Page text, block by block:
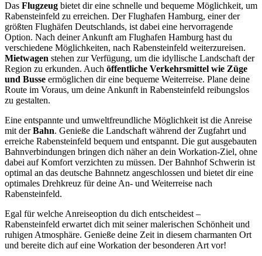
Das Flugzeug bietet dir eine schnelle und bequeme Möglichkeit, um
Rabensteinfeld zu erreichen. Der Flughafen Hamburg, einer der
größten Flughäfen Deutschlands, ist dabei eine hervorragende
Option. Nach deiner Ankunft am Flughafen Hamburg hast du
verschiedene Möglichkeiten, nach Rabensteinfeld weiterzureisen.
Mietwagen stehen zur Verfügung, um die idyllische Landschaft der
Region zu erkunden. Auch öffentliche Verkehrsmittel wie Züge
und Busse ermöglichen dir eine bequeme Weiterreise. Plane deine
Route im Voraus, um deine Ankunft in Rabensteinfeld reibungslos
zu gestalten.
Eine entspannte und umweltfreundliche Möglichkeit ist die Anreise
mit derBahn. Genieße die Landschaft während der Zugfahrt und
erreiche Rabensteinfeld bequem und entspannt. Die gut ausgebauten
Bahnverbindungen bringen dich näher an dein Workation-Ziel, ohne
dabei auf Komfort verzichten zu müssen. Der Bahnhof Schwerin ist
optimal an das deutsche Bahnnetz angeschlossen und bietet dir eine
optimales Drehkreuz für deine An- und Weiterreise nach
Rabensteinfeld.
Egal für welche Anreiseoption du dich entscheidest –
Rabensteinfeld erwartet dich mit seiner malerischen Schönheit und
ruhigen Atmosphäre. Genieße deine Zeit in diesem charmanten Ort
und bereite dich auf eine Workation der besonderen Art vor!